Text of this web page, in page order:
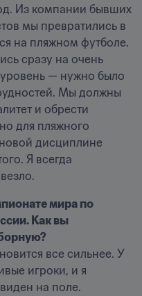
Из компании бывших
мы превратились в
на пляжном футболе.
сразу на очень
— нужно было
Мы должны
и обрести
для пляжного
дисциплине
Я всегда
мира по
Как вы
все сильнее. У
игроки, и я
на поле.